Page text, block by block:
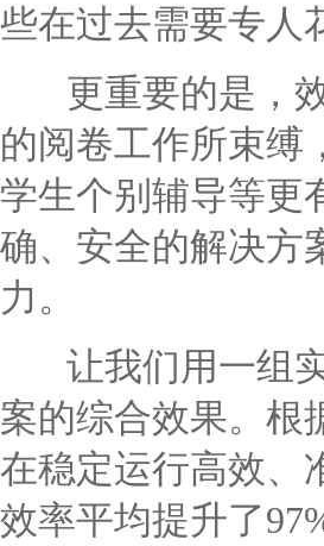
些在过去需要专人
更重要的是，效
的阅卷工作所束缚
学生个别辅导等更
确、安全的解决方
力。
让我们用一组实
案的综合效果。根
在稳定运行高效、
效率平均提升了